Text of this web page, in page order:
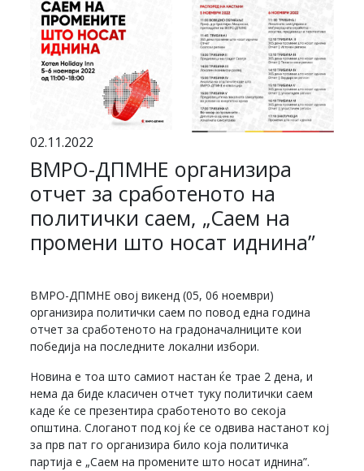
02.11.2022
ВМРО-ДПМНЕ организира
отчет за сработеното на
политички саем, „Саем на
промени што носат иднина”
ВМРО-ДПМНЕ овој викенд (05, 06 ноември)
организира политички саем по повод една година
отчет за сработеното на градоначалниците кои
победија на последните локални избори.
Новина е тоа што самиот настан ќе трае 2 дена, и
нема да биде класичен отчет туку политички саем
каде ќе се презентира сработеното во секоја
општина. Слоганот под кој ќе се одвива настанот кој
за прв пат го организира било која политичка
партија е „Саем на промените што носат иднина”.